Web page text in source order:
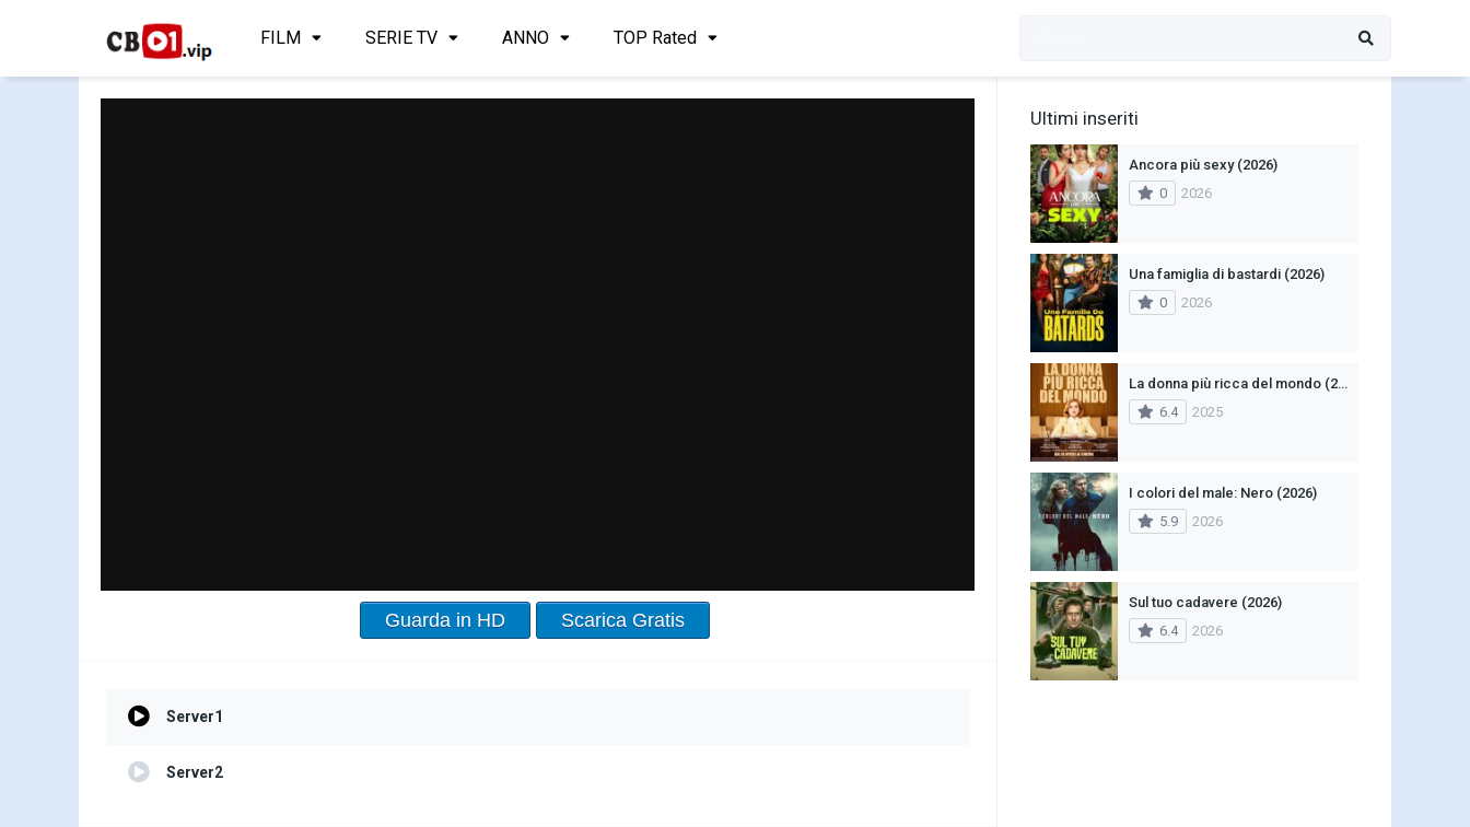
FILM SERIE TV ANNO TOP Rated
Guarda in HD Scarica Gratis
Server1
Server2
Ultimi inseriti
Ancora più sexy (2026)
0
2026
Una famiglia di bastardi (2026)
0
2026
La donna più ricca del mondo (2025)
6.4
2025
I colori del male: Nero (2026)
5.9
2026
Sul tuo cadavere (2026)
6.4
2026